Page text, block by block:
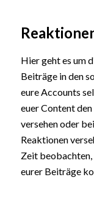
Hier geht es um
Beiträge in den
eure Accounts
euer Content
versehen oder
Reaktionen
Zeit
eurer Beiträge